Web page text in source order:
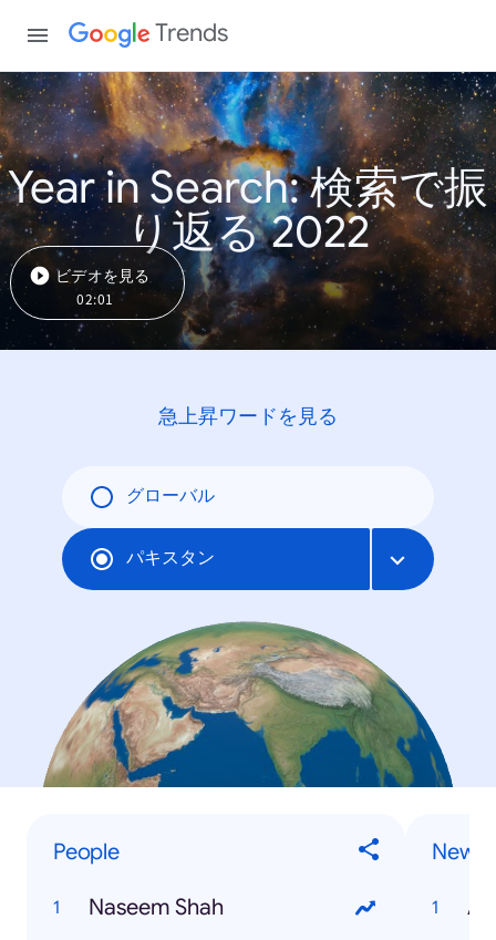
Trends
Year in Search: 検索で振
り返る 2022
ビデオを見る
02:01
急上昇ワードを見る
グローバル
パキスタン
People
Naseem Shah
News